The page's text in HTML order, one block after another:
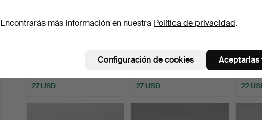
27 USD
Subastado 6 ago 2026
27 USD 22
Encontrarás más información en nuestra Política de privacidad.
Configuración de cookies Aceptarlas